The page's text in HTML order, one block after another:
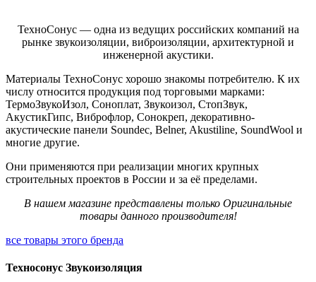
ТехноСонус — одна из ведущих российских компаний на
рынке звукоизоляции, виброизоляции, архитектурной и
инженерной акустики.
Материалы ТехноСонус хорошо знакомы потребителю. К их
числу относится продукция под торговыми марками:
ТермоЗвукоИзол, Соноплат, Звукоизол, СтопЗвук,
АкустикГипс, Виброфлор, Сонокреп, декоративно-
акустические панели Soundec, Belner, Akustiline, SoundWool и
многие другие.
Они применяются при реализации многих крупных
строительных проектов в России и за её пределами.
В нашем магазине представлены только Оригинальные
товары данного производителя!
все товары этого бренда
Техносонус Звукоизоляция